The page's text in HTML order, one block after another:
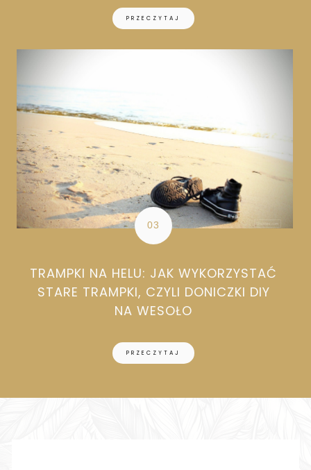
PRZECZYTAJ
TRAMPKI NA HELU: JAK WYKORZYSTAĆ
STARE TRAMPKI, CZYLI DONICZKI DIY
NA WESOŁO
PRZECZYTAJ